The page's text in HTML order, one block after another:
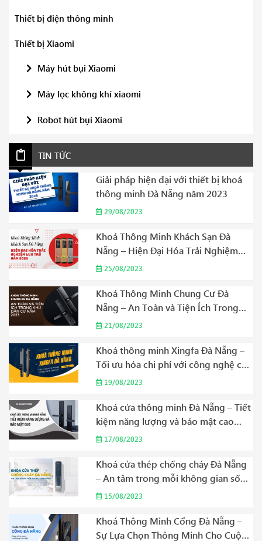
Thiết bị điện thông minh
Thiết bị Xiaomi
Máy hút bụi Xiaomi
Máy lọc không khí xiaomi
Robot hút bụi Xiaomi
TIN TỨC
Giải pháp hiện đại với thiết bị khoá
thông minh Đà Nẵng năm 2023
29/08/2023
Khoá Thông Minh Khách Sạn Đà
Nẵng – Hiện Đại Hóa Trải Nghiệm
Lưu Trú Năm 2023
25/08/2023
Khoá Thông Minh Chung Cư Đà
Nẵng – An Toàn và Tiện Ích Trong
Khu Dân Cư Năm 2023
21/08/2023
Khoá thông minh Xingfa Đà Nẵng –
Tối ưu hóa chi phí với công nghệ cao
cấp Năm 2023
19/08/2023
Khoá cửa thông minh Đà Nẵng – Tiết
kiệm năng lượng và bảo mật cao
Năm 2023
17/08/2023
Khoá cửa thép chống cháy Đà Nẵng
– An tâm trong mỗi không gian sống
Năm 2023
15/08/2023
Khoá Thông Minh Cổng Đà Nẵng –
Sự Lựa Chọn Thông Minh Cho Cuộc